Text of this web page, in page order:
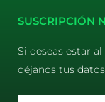
SUSCRIPCIÓN
Si deseas estar
déjanos tus